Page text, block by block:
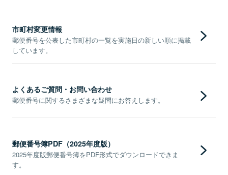
市町村変更情報
郵便番号を公表した市町村の一覧を実施日の新しい順に掲載
しています。
よくあるご質問・お問い合わせ
郵便番号に関するさまざまな疑問にお答えします。
郵便番号簿PDF（2025年度版）
2025年度版郵便番号簿をPDF形式でダウンロードできま
す。